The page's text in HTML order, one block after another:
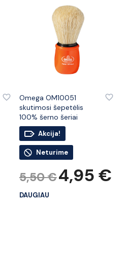
Omega OM10051
skutimosi šepetėlis
100% šerno šeriai
Akcija!
Neturime
5,50€
Original
price
4,95 €
DAUGIAU